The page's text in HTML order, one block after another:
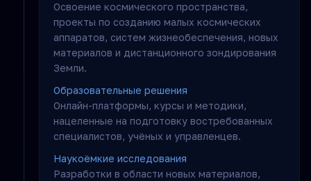
Освоение космического пространства,
проекты по созданию малых космических
аппаратов, систем жизнеобеспечения, новых
материалов и дистанционного зондирования
Земли.
Образовательные решения
Онлайн-платформы, курсы и методики,
нацеленные на подготовку востребованных
специалистов, учёных и управленцев.
Наукоёмкие исследования
Разработки в области новых материалов,